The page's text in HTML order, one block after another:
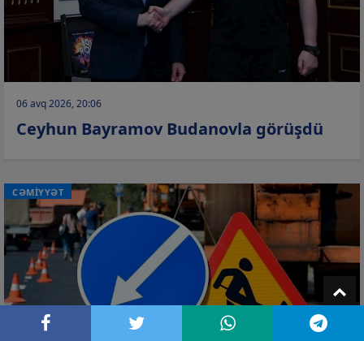
06 avq 2026, 20:06
Ceyhun Bayramov Budanovla görüşdü
CƏMİYYƏT